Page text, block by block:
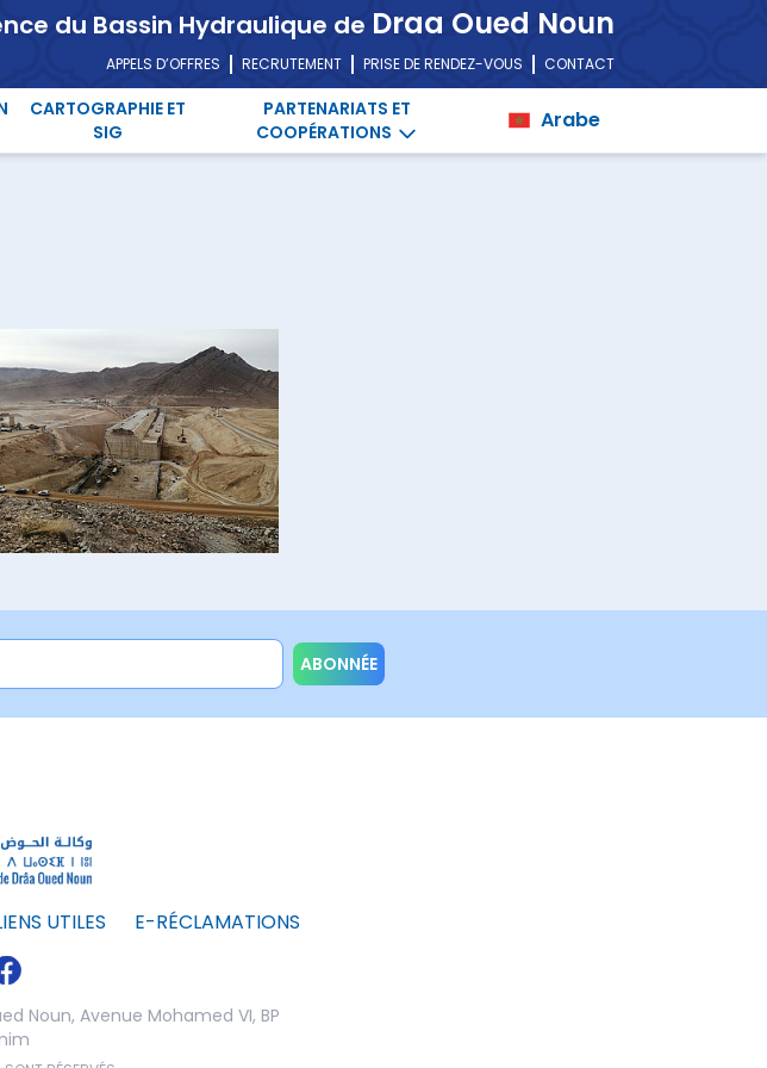
du Bassin Hydraulique de Draa Oued Noun
APPELS D’OFFRES RECRUTEMENT PRISE DE RENDEZ-VOUS CONTACT
CARTOGRAPHIE ET
SIG
PARTENARIATS ET
COOPÉRATIONS
Arabe
ABONNÉE
UTILES E-RÉCLAMATIONS
Noun, Avenue Mohamed VI, BP